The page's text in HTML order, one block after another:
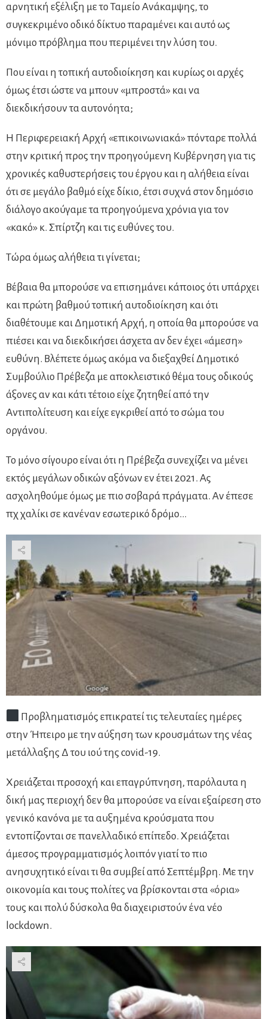
αρνητική εξέλιξη με το Ταμείο Ανάκαμψης, το
συγκεκριμένο οδικό δίκτυο παραμένει και αυτό ως
μόνιμο πρόβλημα που περιμένει την λύση του.
Που είναι η τοπική αυτοδιοίκηση και κυρίως οι αρχές
όμως έτσι ώστε να μπουν «μπροστά» και να
διεκδικήσουν τα αυτονόητα;
Η Περιφερειακή Αρχή «επικοινωνιακά» πόνταρε πολλά
στην κριτική προς την προηγούμενη Κυβέρνηση για τις
χρονικές καθυστερήσεις του έργου και η αλήθεια είναι
ότι σε μεγάλο βαθμό είχε δίκιο, έτσι συχνά στον δημόσιο
διάλογο ακούγαμε τα προηγούμενα χρόνια για τον
«κακό» κ. Σπίρτζη και τις ευθύνες του.
Τώρα όμως αλήθεια τι γίνεται;
Βέβαια θα μπορούσε να επισημάνει κάποιος ότι υπάρχει
και πρώτη βαθμού τοπική αυτοδιοίκηση και ότι
διαθέτουμε και Δημοτική Αρχή, η οποία θα μπορούσε να
πιέσει και να διεκδικήσει άσχετα αν δεν έχει «άμεση»
ευθύνη. Βλέπετε όμως ακόμα να διεξαχθεί Δημοτικό
Συμβούλιο Πρέβεζα με αποκλειστικό θέμα τους οδικούς
άξονες αν και κάτι τέτοιο είχε ζητηθεί από την
Αντιπολίτευση και είχε εγκριθεί από το σώμα του
οργάνου.
Το μόνο σίγουρο είναι ότι η Πρέβεζα συνεχίζει να μένει
εκτός μεγάλων οδικών αξόνων εν έτει 2021. Ας
ασχοληθούμε όμως με πιο σοβαρά πράγματα. Αν έπεσε
πχ χαλίκι σε κανέναν εσωτερικό δρόμο…
Προβληματισμός επικρατεί τις τελευταίες ημέρες
στην Ήπειρο με την αύξηση των κρουσμάτων της νέας
μετάλλαξης Δ του ιού της covid-19.
Χρειάζεται προσοχή και επαγρύπνηση, παρόλαυτα η
δική μας περιοχή δεν θα μπορούσε να είναι εξαίρεση στο
γενικό κανόνα με τα αυξημένα κρούσματα που
εντοπίζονται σε πανελλαδικό επίπεδο. Χρειάζεται
άμεσος προγραμματισμός λοιπόν γιατί το πιο
ανησυχητικό είναι τι θα συμβεί από Σεπτέμβρη. Με την
οικονομία και τους πολίτες να βρίσκονται στα «όρια»
τους και πολύ δύσκολα θα διαχειριστούν ένα νέο
lockdown.